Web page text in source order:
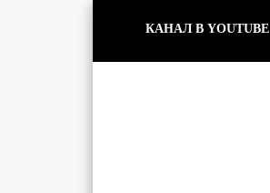
КАНАЛ В YOUTUBE